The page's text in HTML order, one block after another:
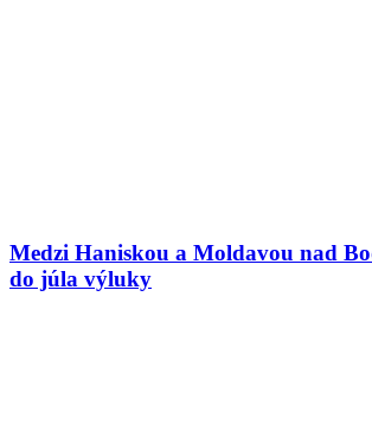
Medzi Haniskou a Moldavou nad
do júla výluky